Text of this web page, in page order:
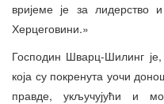
вријеме је за лидерство
Херцеговини.»
Господин Шварц-Шилинг
која су покренута уочи
правде, укључујући и